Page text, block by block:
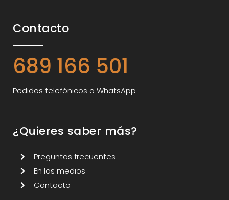
Contacto
689 166 501
Pedidos telefónicos o WhatsApp
¿Quieres saber más?
Preguntas frecuentes
En los medios
Contacto